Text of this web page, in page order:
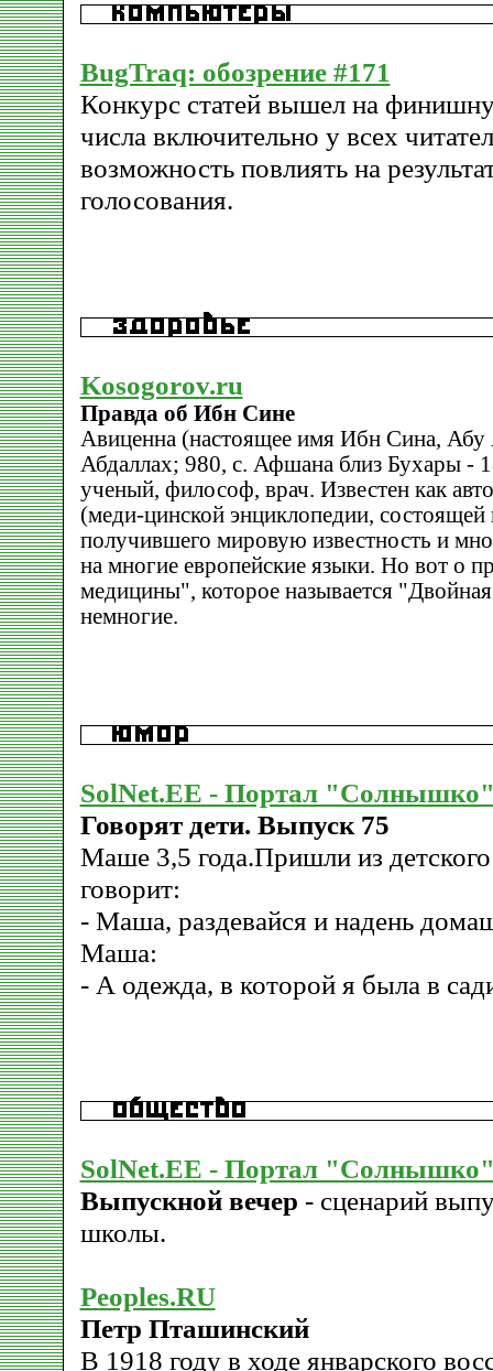
BugTraq: обозрение #171
Конкурс статей вышел на
числа включительно у всех
возможность повлиять на
голосования.
Kosogorov.ru
Правда об Ибн Сине
Авиценна (настоящее имя Ибн Сина,
Абдаллах; 980, с. Афшана близ Бухары -
ученый, философ, врач. Известен как
(меди-цинской энциклопедии, состоящей
получившего мировую известность и
на многие европейские языки. Но вот о
медицины", которое называется
немногие.
SolNet.EE - Портал
Говорят дети. Выпуск 75
Маше 3,5 года.Пришли из
говорит:
- Маша, раздевайся и надень
Маша:
- А одежда, в которой я была в
SolNet.EE - Портал
Выпускной вечер - сценарий
школы.
Peoples.RU
Петр Пташинский
В 1918 году в ходе январского